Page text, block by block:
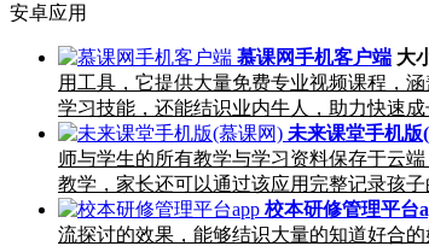
安卓应用
慕课网手机客户端 大
用工具，它提供大量免费专业视频课程，
学习技能，还能结识业内牛人，助力快速成
未来课堂手机版
师与学生的所有教学与学习资料保存于云
教学，家长还可以通过该应用完整记录孩
校本研修管理平台
流探讨的效果，能够结识大量的知道好合